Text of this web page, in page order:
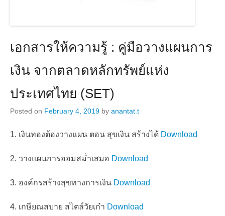
เอกสารให้ความรู้ : คู่มือวางแผนการ
เงิน จากตลาดหลักทรัพย์แห่ง
ประเทศไทย (SET)
Posted on February 4, 2019 by anantat.t
1. เงินทองต้องวางแผน ตอน สุขเงิน สร้างได้ Download
2. วางแผนการออมสม่ำเสมอ Download
3. องค์กรสร้างสุขทางการเงิน Download
4. เกษียณสบาย สไตล์วัยเก๋า Download